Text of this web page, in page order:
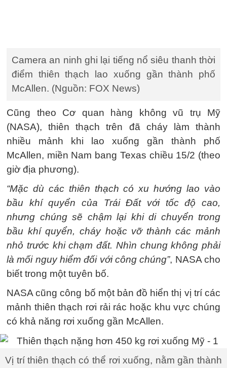
Camera an ninh ghi lại tiếng nổ siêu thanh thời
điểm thiên thạch lao xuống gần thành phố
McAllen. (Nguồn: FOX News)
Cũng theo Cơ quan hàng không vũ trụ Mỹ
(NASA), thiên thạch trên đã cháy làm thành
nhiều mảnh khi lao xuống gần thành phố
McAllen, miền Nam bang Texas chiều 15/2 (theo
giờ địa phương).
“Mặc dù các thiên thạch có xu hướng lao vào
bầu khí quyển của Trái Đất với tốc độ cao,
nhưng chúng sẽ chậm lại khi di chuyển trong
bầu khí quyển, cháy hoặc vỡ thành các mảnh
nhỏ trước khi chạm đất. Nhìn chung không phải
là mối nguy hiểm đối với công chúng”, NASA cho
biết trong một tuyên bố.
NASA cũng công bố một bản đồ hiển thị vị trí các
mảnh thiên thạch rơi rải rác hoặc khu vực chúng
có khả năng rơi xuống gần McAllen.
Vị trí thiên thạch có thể rơi xuống, nằm gần thành